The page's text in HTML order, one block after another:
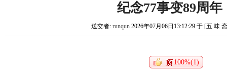
纪念77事变89周年
送交者: runqun2026年07月06日13:12:29 于 [五 味
100%(1)